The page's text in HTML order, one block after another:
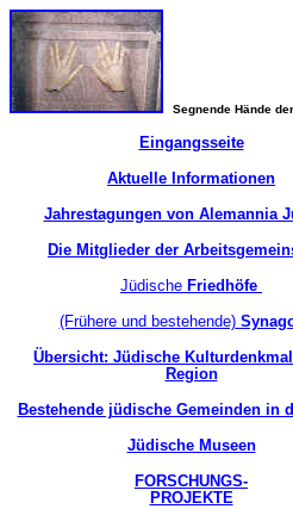
Segnende Hände
Eingangsseite
Aktuelle Informationen
Jahrestagungen von Alemannia
Die Mitglieder der
Jüdische Friedhöfe
(Frühere und bestehende)
Übersicht: Jüdische
Region
Bestehende jüdische Gemeinden in
Jüdische Museen
FORSCHUNGS-
PROJEKTE